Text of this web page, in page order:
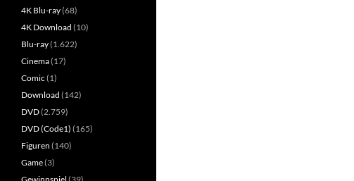
4K Blu-ray(68)
4K Download (10)
Blu-ray(1.622)
Cinema(17)
Comic (1)
Download (142)
DVD(2.759)
DVD (Code1) (165)
Figuren (140)
Game(3)